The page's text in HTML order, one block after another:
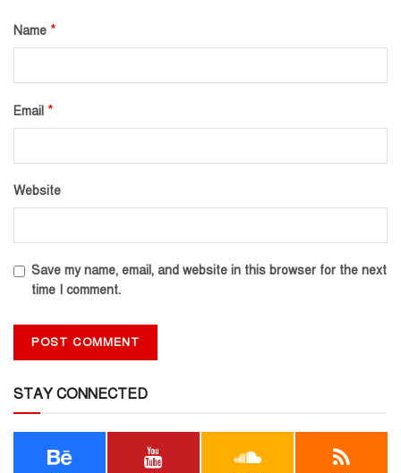
Name *
Email *
Website
Save my name, email, and website in this browser for the next
time I comment.
STAY CONNECTED